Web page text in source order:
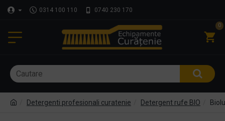
0314 100 110 0740 230 170
0
Detergenti profesionali curatenie Detergent rufe BIO